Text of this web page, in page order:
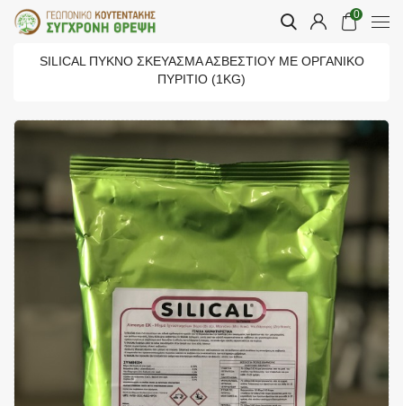
0
SILICAL ΠΥΚΝΌ ΣΚΕΎΑΣΜΑ ΑΣΒΕΣΤΊΟΥ ΜΕ ΟΡΓΑΝΙΚΌ
ΠΥΡΊΤΙΟ (1KG)